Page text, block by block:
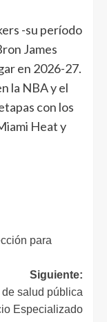
-su período
James
en 2026-27.
la NBA y el
con los
Heat y
para
Siguiente:
salud pública
Especializado